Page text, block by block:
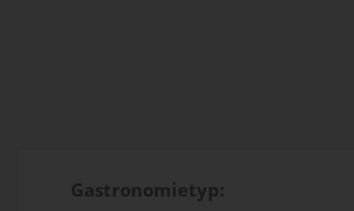
Gastronomietyp: